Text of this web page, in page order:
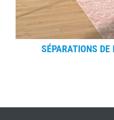
SÉPARATIONS